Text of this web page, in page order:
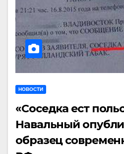
НОВОСТИ
«Соседка ест
Навальный
образец